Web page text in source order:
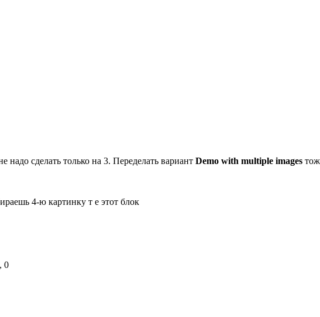
сделать только на 3. Переделать вариант Demo with multiple images
4-ю картинку т е этот блок
0